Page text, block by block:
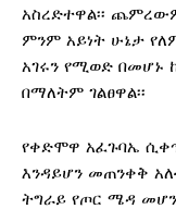
አስረድተዋል፡፡
ምንም አይነት ሁኔታ
አገሩን የሚወድ በመሆኑ
በማለትም ገልፀዋል፡፡
የቀድሞዋ አፈጉባኤ
እንዳይሆን መጠንቀቅ
ትግራይ የጦር ሜዳ መሆን